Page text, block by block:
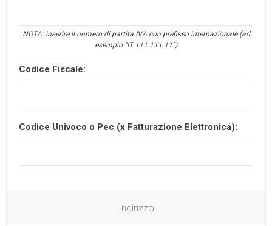
NOTA: inserire il numero di partita IVA con prefisso internazionale (ad
esempio "IT 111 111 11")
Codice Fiscale:
Codice Univoco o Pec (x Fatturazione Elettronica):
Indirizzo